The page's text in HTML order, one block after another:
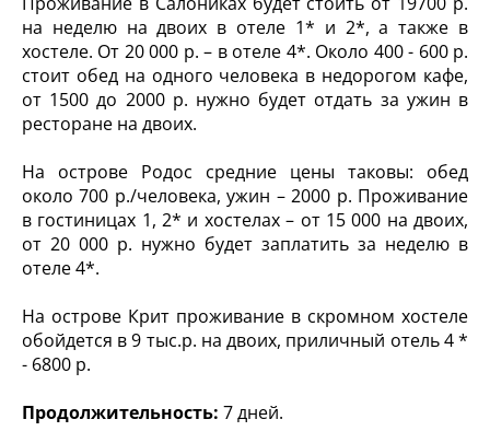
на неделю на двоих в отеле 1* и 2*, а также в
хостеле. От 20 000 р. – в отеле 4*. Около 400 - 600 р.
стоит обед на одного человека в недорогом кафе,
от 1500 до 2000 р. нужно будет отдать за ужин в
ресторане на двоих.
На острове Родос средние цены таковы: обед
около 700 р./человека, ужин – 2000 р. Проживание
в гостиницах 1, 2* и хостелах – от 15 000 на двоих,
от 20 000 р. нужно будет заплатить за неделю в
отеле 4*.
На острове Крит проживание в скромном хостеле
обойдется в 9 тыс.р. на двоих, приличный отель 4 *
- 6800 р.
Продолжительность: 7 дней.